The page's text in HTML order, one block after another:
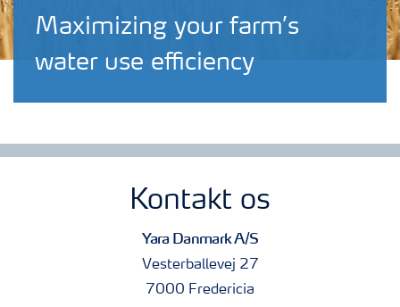
Maximizing your farm’s
water use efficiency
Kontakt os
Yara Danmark A/S
Vesterballevej 27
7000 Fredericia